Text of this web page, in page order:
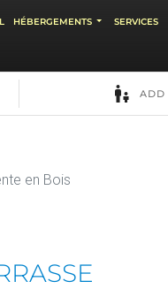
HÉBERGEMENTS SERVICES
en Bois